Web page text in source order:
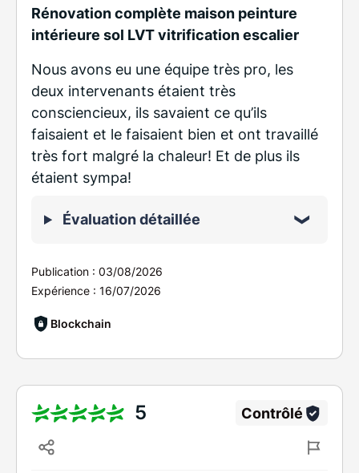
Rénovation complète maison peinture
intérieure sol LVT vitrification escalier
Nous avons eu une équipe très pro, les
deux intervenants étaient très
consciencieux, ils savaient ce qu’ils
faisaient et le faisaient bien et ont travaillé
très fort malgré la chaleur! Et de plus ils
étaient sympa!
Évaluation détaillée
Publication : 03/08/2026
Expérience : 16/07/2026
Blockchain
5 Contrôlé